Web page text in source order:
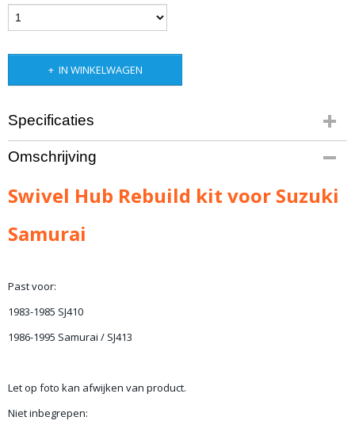
IN WINKELWAGEN
Specificaties
Bruto gewicht
8,00 Kg
Omschrijving
Swivel Hub Rebuild kit voor Suzuki
Samurai
Past voor:
1983-1985 SJ410
1986-1995 Samurai / SJ413
Let op foto kan afwijken van product.
Niet inbegrepen: